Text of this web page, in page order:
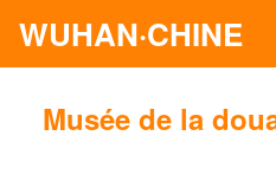
WUHAN·CHINE
Musée de la